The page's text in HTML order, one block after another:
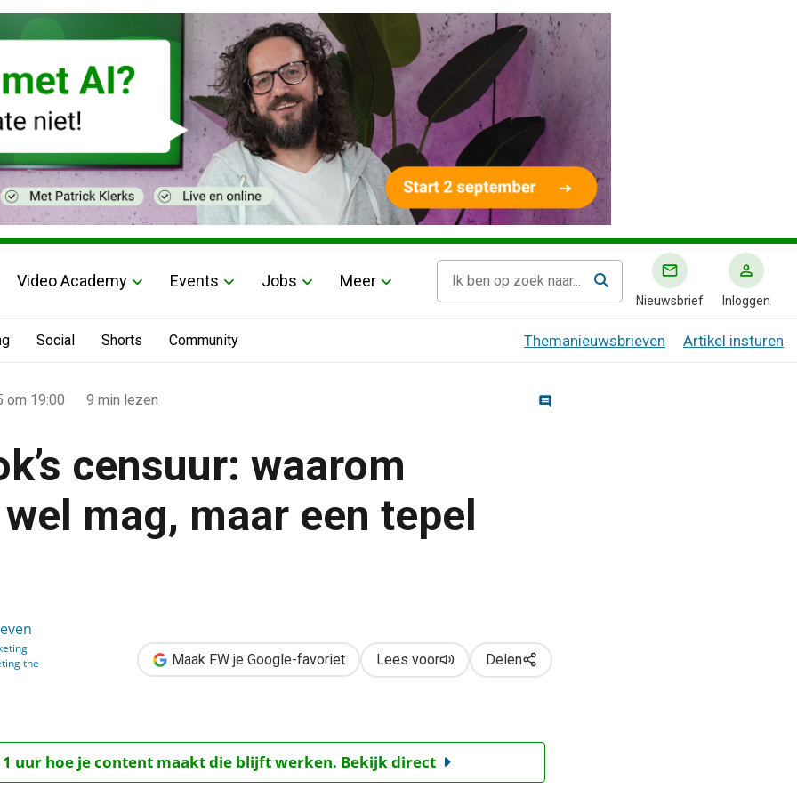
Video Academy Events Jobs Meer
Nieuwsbrief Inloggen
Social Shorts Community Themanieuwsbrieven Artikel insturen
abortus wel mag, maar een tepel niet
om 19:00 9 min lezen
censuur: waarom
mag, maar een tepel
the
Maak FW je Google-favoriet Lees voor Delen
1 uur hoe je content maakt die blijft werken. Bekijk direct